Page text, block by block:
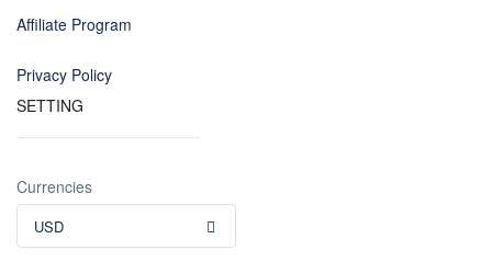
Affiliate Program
Privacy Policy
SETTING
Currencies
USD